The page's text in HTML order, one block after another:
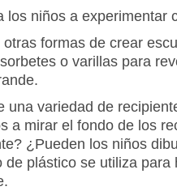
los niños a experimentar
otras formas de crear
o varillas para
una variedad de
a mirar el fondo de los
¿Pueden los niños
de plástico se utiliza